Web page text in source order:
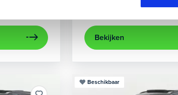
Bekijken
Beschikbaar